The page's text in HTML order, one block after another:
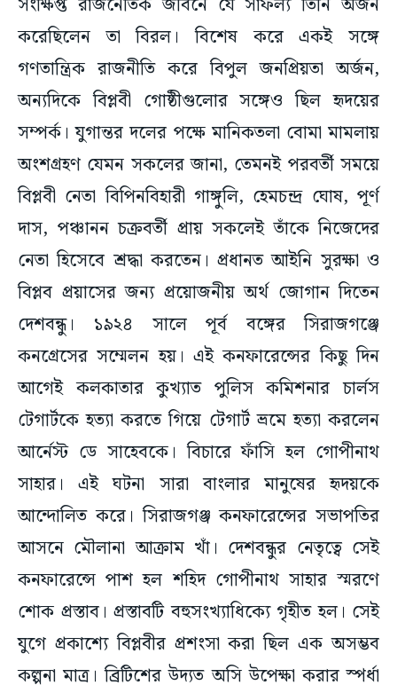
করেছিলেন তা বিরল। বিশেষ করে একই সঙ্গে
গণতান্ত্রিক রাজনীতি করে বিপুল জনপ্রিয়তা অর্জন,
অন্যদিকে বিপ্লবী গোষ্ঠীগুলোর সঙ্গেও ছিল হৃদয়ের
সম্পর্ক। যুগান্তর দলের পক্ষে মানিকতলা বোমা মামলায়
অংশগ্রহণ যেমন সকলের জানা, তেমনই পরবর্তী সময়ে
বিপ্লবী নেতা বিপিনবিহারী গাঙ্গুলি, হেমচন্দ্র ঘোষ, পূর্ণ
দাস, পঞ্চানন চক্রবর্তী প্রায় সকলেই তাঁকে নিজেদের
নেতা হিসেবে শ্রদ্ধা করতেন। প্রধানত আইনি সুরক্ষা ও
বিপ্লব প্রয়াসের জন্য প্রয়োজনীয় অর্থ জোগান দিতেন
দেশবন্ধু। ১৯২৪ সালে পূর্ব বঙ্গের সিরাজগঞ্জে
কনগ্রেসের সম্মেলন হয়। এই কনফারেন্সের কিছু দিন
আগেই কলকাতার কুখ্যাত পুলিস কমিশনার চার্লস
টেগার্টকে হত্যা করতে গিয়ে টেগার্ট ভ্রমে হত্যা করলেন
আর্নেস্ট ডে সাহেবকে। বিচারে ফাঁসি হল গোপীনাথ
সাহার। এই ঘটনা সারা বাংলার মানুষের হৃদয়কে
আন্দোলিত করে। সিরাজগঞ্জ কনফারেন্সের সভাপতির
আসনে মৌলানা আক্রাম খাঁ। দেশবন্ধুর নেতৃত্বে সেই
কনফারেন্সে পাশ হল শহিদ গোপীনাথ সাহার স্মরণে
শোক প্রস্তাব। প্রস্তাবটি বহুসংখ্যাধিক্যে গৃহীত হল। সেই
যুগে প্রকাশ্যে বিপ্লবীর প্রশংসা করা ছিল এক অসম্ভব
কল্পনা মাত্র। ব্রিটিশের উদ্যত অসি উপেক্ষা করার স্পর্ধা